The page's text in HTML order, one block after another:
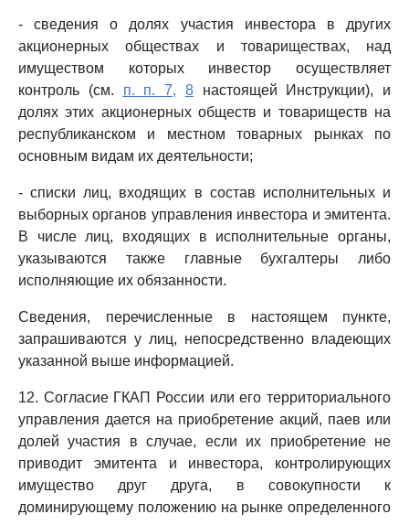
- сведения о долях участия инвестора в других
акционерных обществах и товариществах, над
имуществом которых инвестор осуществляет
контроль (см. п. п. 7, 8настоящей Инструкции), и
долях этих акционерных обществ и товариществ на
республиканском и местном товарных рынках по
основным видам их деятельности;
- списки лиц, входящих в состав исполнительных и
выборных органов управления инвестора и эмитента.
В числе лиц, входящих в исполнительные органы,
указываются также главные бухгалтеры либо
исполняющие их обязанности.
Сведения, перечисленные в настоящем пункте,
запрашиваются у лиц, непосредственно владеющих
указанной выше информацией.
12. Согласие ГКАП России или его территориального
управления дается на приобретение акций, паев или
долей участия в случае, если их приобретение не
приводит эмитента и инвестора, контролирующих
имущество друг друга, в совокупности к
доминирующему положению на рынке определенного